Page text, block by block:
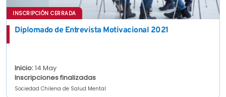
INSCRIPCIÓN CERRADA
Diplomado de Entrevista Motivacional 2021
Inicio:14 May
Inscripciones finalizadas
Sociedad Chilena de Salud Mental